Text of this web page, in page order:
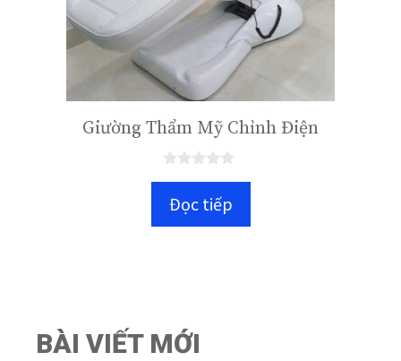
Giường Thẩm Mỹ Chỉnh Điện
gĐọc tiếp
BÀI VIẾT MỚI